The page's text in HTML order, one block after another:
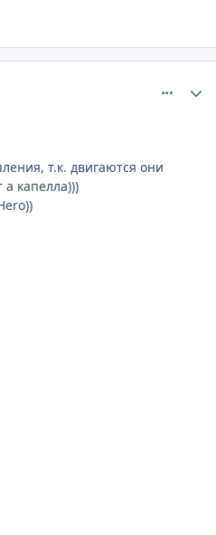
т.к. двигаются они
капелла)))